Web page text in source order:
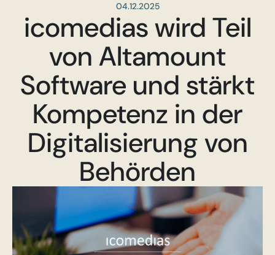
04.12.2025
icomedias wird Teil
von Altamount
Software und stärkt
Kompetenz in der
Digitalisierung von
Behörden